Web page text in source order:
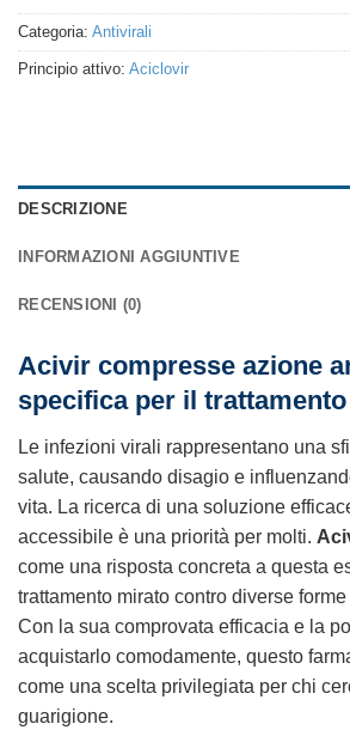
Categoria: Antivirali
Principio attivo: Aciclovir
DESCRIZIONE
INFORMAZIONI AGGIUNTIVE
RECENSIONI (0)
Acivir compresse azione
specifica per il trattamento
Le infezioni virali rappresentano una
salute, causando disagio e
vita. La ricerca di una soluzione
accessibile è una priorità per molti.
come una risposta concreta a questa
trattamento mirato contro diverse
Con la sua comprovata efficacia e la
acquistarlo comodamente, questo
come una scelta privilegiata per chi
guarigione.